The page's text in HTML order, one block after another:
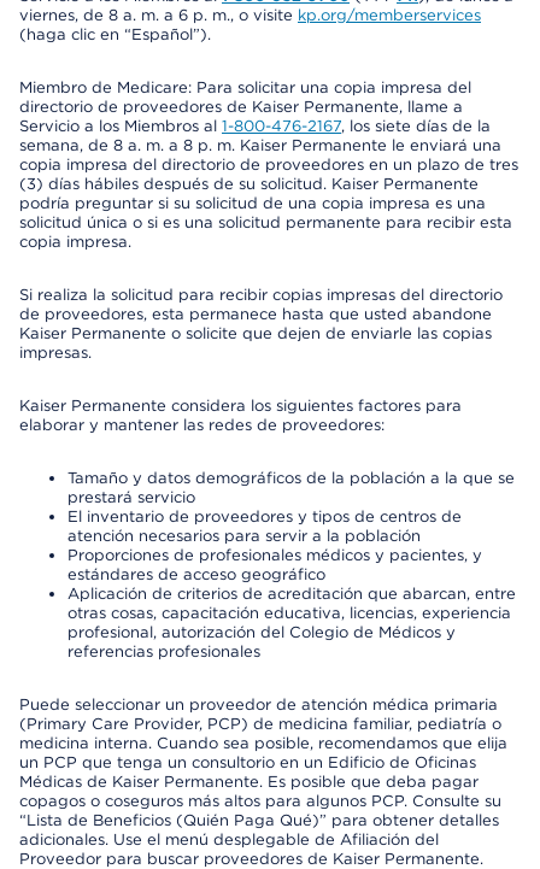
viernes, de 8 a. m. a 6 p. m., o visite kp.org/memberservices
(haga clic en “Español”).
Miembro de Medicare: Para solicitar una copia impresa del
directorio de proveedores de Kaiser Permanente, llame a
Servicio a los Miembros al 1-800-476-2167, los siete días de la
semana, de 8 a. m. a 8 p. m. Kaiser Permanente le enviará una
copia impresa del directorio de proveedores en un plazo de tres
(3) días hábiles después de su solicitud. Kaiser Permanente
podría preguntar si su solicitud de una copia impresa es una
solicitud única o si es una solicitud permanente para recibir esta
copia impresa.
Si realiza la solicitud para recibir copias impresas del directorio
de proveedores, esta permanece hasta que usted abandone
Kaiser Permanente o solicite que dejen de enviarle las copias
impresas.
Kaiser Permanente considera los siguientes factores para
elaborar y mantener las redes de proveedores:
Tamaño y datos demográficos de la población a la que se
prestará servicio
El inventario de proveedores y tipos de centros de
atención necesarios para servir a la población
Proporciones de profesionales médicos y pacientes, y
estándares de acceso geográfico
Aplicación de criterios de acreditación que abarcan, entre
otras cosas, capacitación educativa, licencias, experiencia
profesional, autorización del Colegio de Médicos y
referencias profesionales
Puede seleccionar un proveedor de atención médica primaria
(Primary Care Provider, PCP) de medicina familiar, pediatría o
medicina interna. Cuando sea posible, recomendamos que elija
un PCP que tenga un consultorio en un Edificio de Oficinas
Médicas de Kaiser Permanente. Es posible que deba pagar
copagos o coseguros más altos para algunos PCP. Consulte su
“Lista de Beneficios (Quién Paga Qué)” para obtener detalles
adicionales. Use el menú desplegable de Afiliación del
Proveedor para buscar proveedores de Kaiser Permanente.